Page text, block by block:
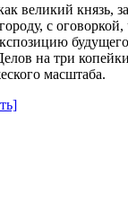
великий князь,
с оговоркой,
на три
масштаба.